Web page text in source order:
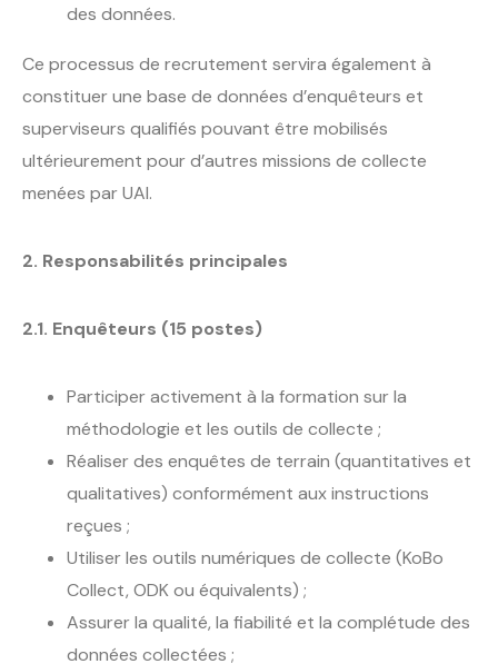
des données.
Ce processus de recrutement servira également à
constituer une base de données d’enquêteurs et
superviseurs qualifiés pouvant être mobilisés
ultérieurement pour d’autres missions de collecte
menées par UAI.
2. Responsabilités principales
2.1. Enquêteurs (15 postes)
Participer activement à la formation sur la
méthodologie et les outils de collecte ;
Réaliser des enquêtes de terrain (quantitatives et
qualitatives) conformément aux instructions
reçues ;
Utiliser les outils numériques de collecte (KoBo
Collect, ODK ou équivalents) ;
Assurer la qualité, la fiabilité et la complétude des
données collectées ;